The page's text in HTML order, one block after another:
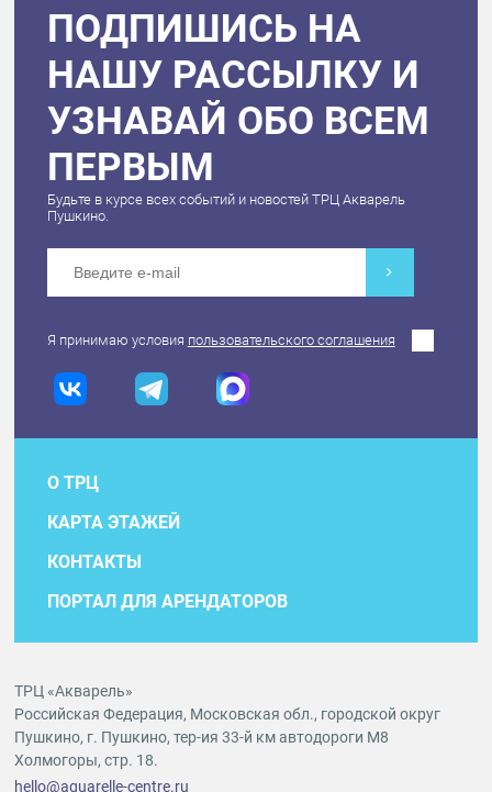
ПОДПИШИСЬ НА
НАШУ РАССЫЛКУ И
УЗНАВАЙ ОБО ВСЕМ
ПЕРВЫМ
Будьте в курсе всех событий и новостей ТРЦ Акварель
Пушкино.
Я принимаю условия пользовательского соглашения
О ТРЦ
КАРТА ЭТАЖЕЙ
КОНТАКТЫ
ПОРТАЛ ДЛЯ АРЕНДАТОРОВ
ТРЦ «Акварель»
Российская Федерация, Московская обл., городской округ
Пушкино, г. Пушкино, тер-ия 33-й км автодороги М8
Холмогоры, стр. 18.
hello@aquarelle-centre.ru